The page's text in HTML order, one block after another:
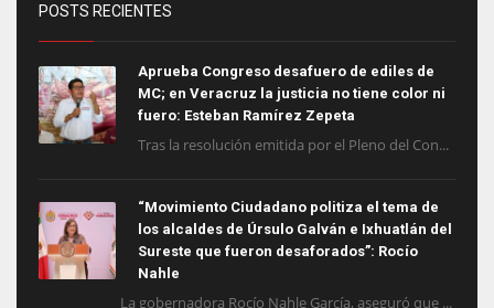
POSTS RECIENTES
Aprueba Congreso desafuero de ediles de
MC; en Veracruz la justicia no tiene color ni
fuero: Esteban Ramírez Zepeta
Tras la resolución emitida por el Pleno del Con...
“Movimiento Ciudadano politiza el tema de
los alcaldes de Úrsulo Galván e Ixhuatlán del
Sureste que fueron desaforados”: Rocío
Nahle
La gobernadora Rocío Nahle García, aseguró que ...